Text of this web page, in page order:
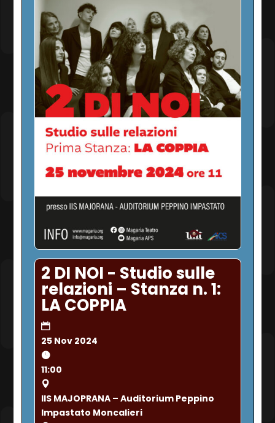
2 DI NOI - Studio sulle
relazioni – Stanza n. 1:
LA COPPIA
25 Nov 2024
11:00
IIS MAJOPRANA – Auditorium Peppino
Impastato Moncalieri